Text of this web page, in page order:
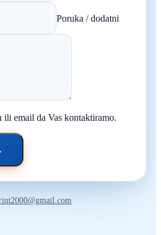
Poruka / dodatni
ili email da Vas kontaktiramo.